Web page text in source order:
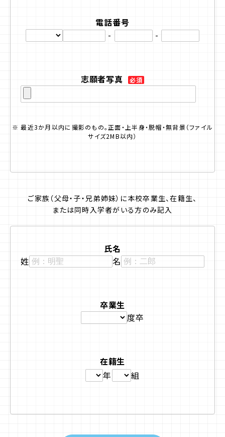
電話番号
-
-
志願者写真 必須
※ 最近3か月以内に撮影のもの。正面・上半身・脱帽・無背景（ファイル
サイズ2MB以内）
ご家族（父母・子・兄弟姉妹） に本校卒業生、在籍生、
または同時入学者がいる方のみ記入
氏名
姓
名
卒業生
度卒
在籍生
年
組